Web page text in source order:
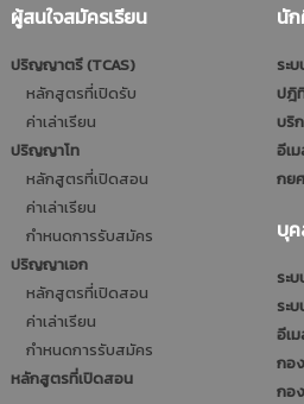
ผู้สนใจสมัครเรียน
ปริญญาตรี (TCAS)
หลักสูตรที่เปิดรับ
ค่าเล่าเรียน
ปริญญาโท
หลักสูตรที่เปิดสอน
ค่าเล่าเรียน
กำหนดการรับสมัคร
ปริญญาเอก
หลักสูตรที่เปิดสอน
ค่าเล่าเรียน
กำหนดการรับสมัคร
หลักสูตรที่เปิดสอน
นั
ระ
ปฎิ
บริ
อีเ
กย
บุ
ระ
ระ
อีเ
กอ
กอ